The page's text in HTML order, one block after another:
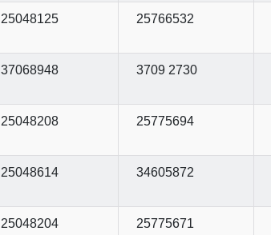
25048125 25766532
37068948 3709 2730
25048208 25775694
25048614 34605872
25048204 25775671